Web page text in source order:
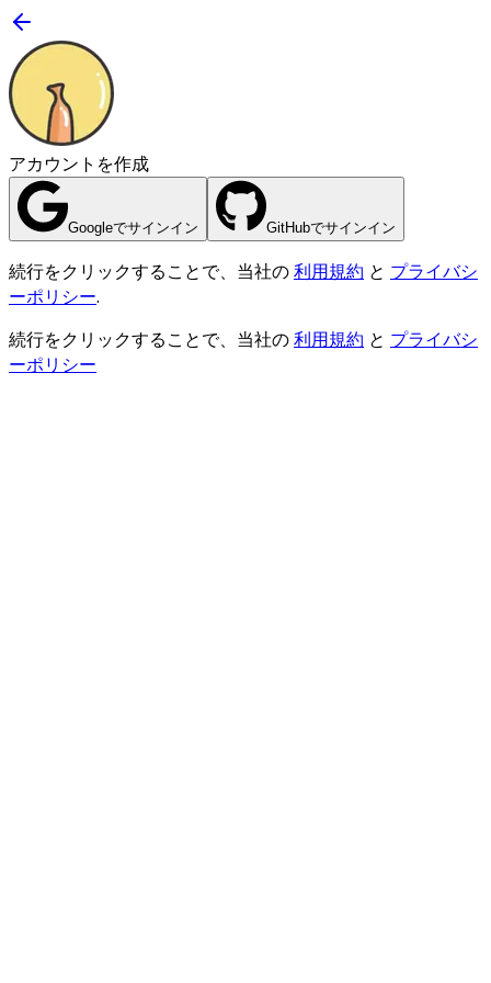
アカウントを作成
Googleでサインイン GitHubでサインイン
続行をクリックすることで、当社の利用規約 と プライバシ
ーポリシー.
続行をクリックすることで、当社の利用規約 と プライバシ
ーポリシー